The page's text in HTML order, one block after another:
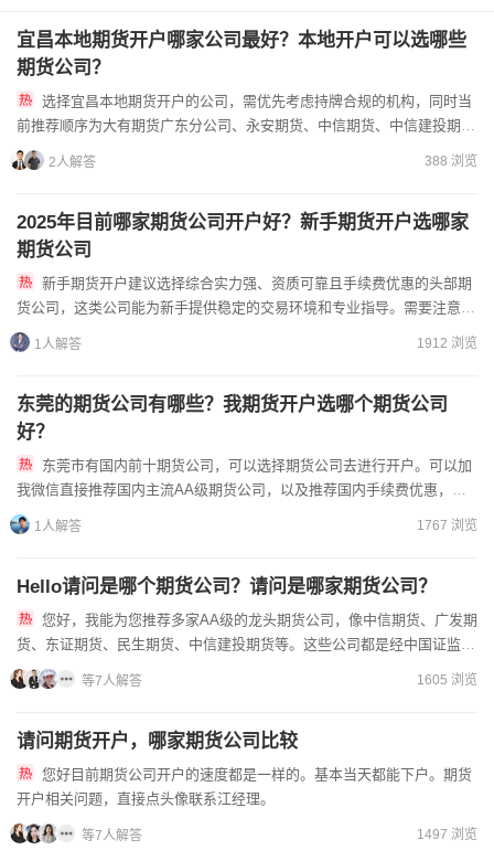
宜昌本地期货开户哪家公司最好？本地开户可以选哪些
期货公司？
前推荐顺序为大有期货广东分公司、永安期货、中信期货、中信建投期
货，这些均是行业内资质齐全、服务体系完善的正规期货公司。宜昌本...
2人解答 388 浏览
2025年目前哪家期货公司开户好？新手期货开户选哪家
期货公司
货公司，这类公司能为新手提供稳定的交易环境和专业指导。需要注意优
先选择AA级资质、受证监会严格监管的公司，同时要提前联系客户...
1人解答 1912 浏览
东莞的期货公司有哪些？我期货开户选哪个期货公司
好？
我微信直接推荐国内主流AA级期货公司，以及推荐国内手续费优惠，以
及交易保证金优惠的期货公司。同时使用的CTP交易通道的公司。...
1人解答 1767 浏览
Hello请问是哪个期货公司？请问是哪家期货公司？
货、东证期货、民生期货、中信建投期货等。这些公司都是经中国证监会
批准设立、持有《期货业务经营许可证》的正规机构。选期货公司...
等7人解答 1605 浏览
请问期货开户，哪家期货公司比较
开户相关问题，直接点头像联系江经理。
等7人解答 1497 浏览